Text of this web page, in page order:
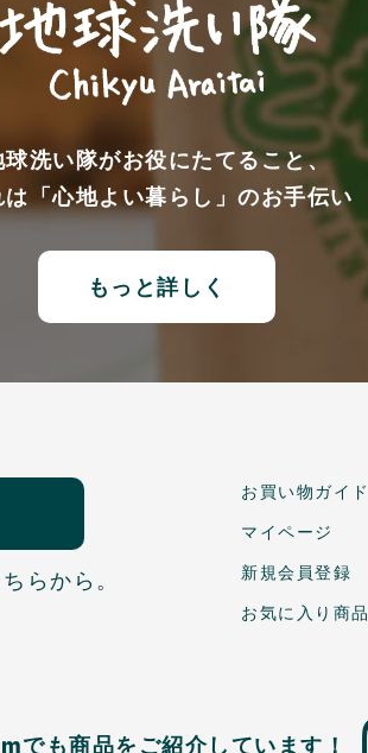
球洗い隊がお役にたてること、
は「心地よい暮らし」のお手伝い
もっと詳しく
らから。
お買い物ガイド
マイページ
新規会員登録
お気に入り商品
でも商品を ご紹介しています！